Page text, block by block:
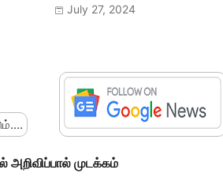
July 27, 2024
அறிவிப்பால் முடக்கம்